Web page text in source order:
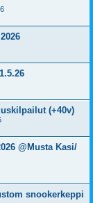
(+40v)
@Musta Kasi/
snookerkeppi